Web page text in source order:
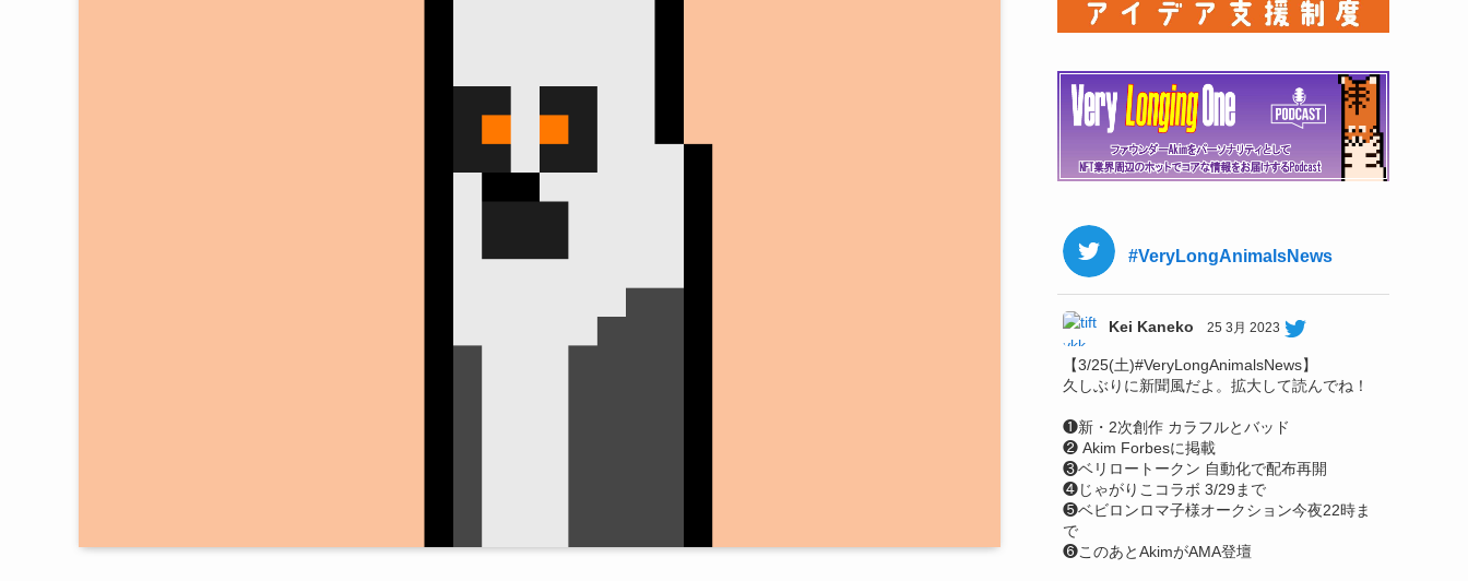
#VeryLongAnimalsNews
Kei Kaneko 25 3月 2023
【3/25(土)#VeryLongAnimalsNews】
久しぶりに新聞風だよ。拡大して読んでね！
❶新・2次創作 カラフルとバッド
❷ Akim Forbesに掲載
❸ベリロートークン 自動化で配布再開
❹じゃがりこコラボ 3/29まで
❺ベビロンロマ子様オークション今夜22時ま
で
❻このあとAkimがAMA登壇